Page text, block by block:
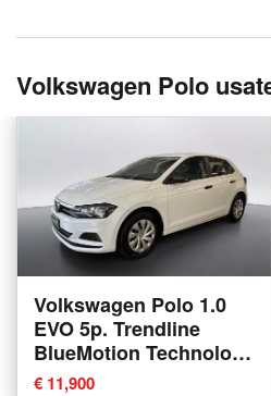
Volkswagen Polo
Volkswagen Polo 1.0
EVO 5p. Trendline
BlueMotion Technology
del 2019 usata a Verona
€ 11,900